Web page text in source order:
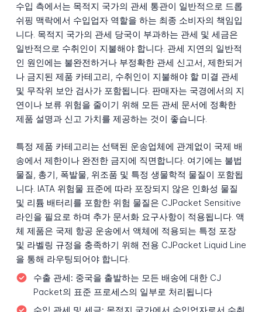
수입 측에서는 목적지 국가의 관세 통관이 일반적으로 드롭
쉬핑 맥락에서 수입업자 역할을 하는 최종 소비자의 책임입
니다. 목적지 국가의 관세 당국이 부과하는 관세 및 세금은
일반적으로 수취인이 지불해야 합니다. 관세 지연의 일반적
인 원인에는 불완전하거나 부정확한 관세 신고서, 제한되거
나 금지된 제품 카테고리, 수취인이 지불해야 할 미결 관세
및 무작위 보안 검사가 포함됩니다. 판매자는 국경에서의 지
연이나 보류 위험을 줄이기 위해 모든 관세 문서에 정확한
제품 설명과 신고 가치를 제공하는 것이 좋습니다.
특정 제품 카테고리는 선택된 운송업체에 관계없이 국제 배
송에서 제한이나 완전한 금지에 직면합니다. 여기에는 불법
물질, 총기, 폭발물, 위조품 및 특정 생물학적 물질이 포함됩
니다. IATA 위험물 표준에 따라 포장되지 않은 인화성 물질
및 리튬 배터리를 포함한 위험 물질은 CJPacket Sensitive
라인을 필요로 하며 추가 문서화 요구사항이 적용됩니다. 액
체 제품은 국제 항공 운송에서 액체에 적용되는 특정 포장
및 라벨링 규정을 충족하기 위해 전용 CJPacket Liquid Line
을 통해 라우팅되어야 합니다.
수출 관세: 중국을 출발하는 모든 배송에 대한 CJ
Packet의 표준 프로세스의 일부로 처리됩니다